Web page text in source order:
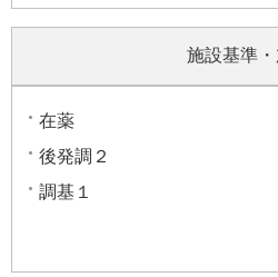
施設基準
在薬
後発調２
調基１